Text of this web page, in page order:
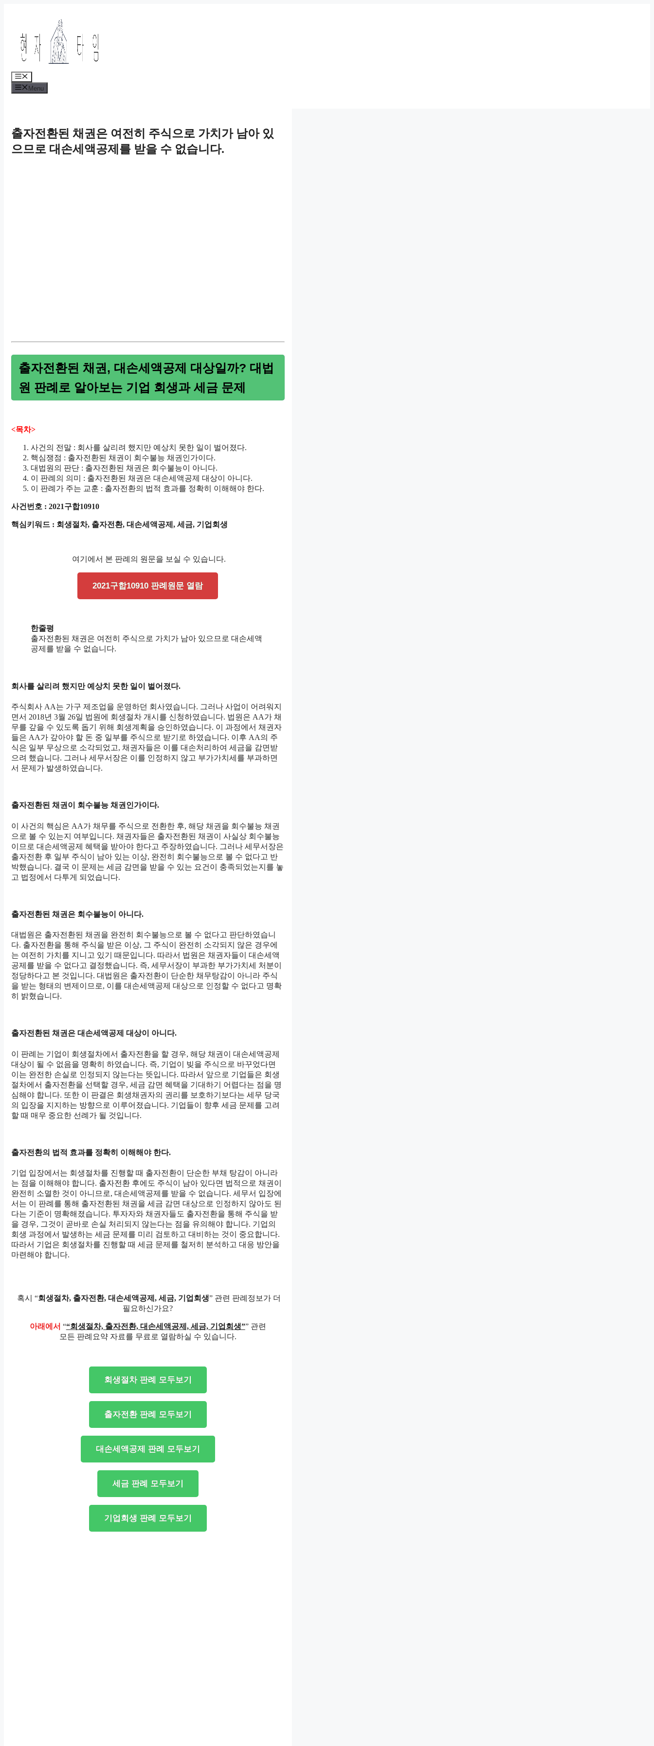
Menu
Menu
출자전환된 채권은 여전히 주식으로 가치가 남아 있
으므로 대손세액공제를 받을 수 없습니다.
출자전환된 채권, 대손세액공제 대상일까? 대법
원 판례로 알아보는 기업 회생과 세금 문제
<목차>
사건의 전말 : 회사를 살리려 했지만 예상치 못한 일이 벌어졌다.
핵심쟁점 : 출자전환된 채권이 회수불능 채권인가이다.
대법원의 판단 : 출자전환된 채권은 회수불능이 아니다.
이 판례의 의미 : 출자전환된 채권은 대손세액공제 대상이 아니다.
이 판례가 주는 교훈 : 출자전환의 법적 효과를 정확히 이해해야 한다.
사건번호 : 2021구합10910
핵심키워드 : 회생절차, 출자전환, 대손세액공제, 세금, 기업회생
여기에서 본 판례의 원문을 보실 수 있습니다.
2021구합10910 판례원문 열람
한줄평
출자전환된 채권은 여전히 주식으로 가치가 남아 있으므로 대손세액
공제를 받을 수 없습니다.
회사를 살리려 했지만 예상치 못한 일이 벌어졌다.
주식회사 AA는 가구 제조업을 운영하던 회사였습니다. 그러나 사업이 어려워지
면서 2018년 3월 26일 법원에 회생절차 개시를 신청하였습니다. 법원은 AA가 채
무를 갚을 수 있도록 돕기 위해 회생계획을 승인하였습니다. 이 과정에서 채권자
들은 AA가 갚아야 할 돈 중 일부를 주식으로 받기로 하였습니다. 이후 AA의 주
식은 일부 무상으로 소각되었고, 채권자들은 이를 대손처리하여 세금을 감면받
으려 했습니다. 그러나 세무서장은 이를 인정하지 않고 부가가치세를 부과하면
서 문제가 발생하였습니다.
출자전환된 채권이 회수불능 채권인가이다.
이 사건의 핵심은 AA가 채무를 주식으로 전환한 후, 해당 채권을 회수불능 채권
으로 볼 수 있는지 여부입니다. 채권자들은 출자전환된 채권이 사실상 회수불능
이므로 대손세액공제 혜택을 받아야 한다고 주장하였습니다. 그러나 세무서장은
출자전환 후 일부 주식이 남아 있는 이상, 완전히 회수불능으로 볼 수 없다고 반
박했습니다. 결국 이 문제는 세금 감면을 받을 수 있는 요건이 충족되었는지를 놓
고 법정에서 다투게 되었습니다.
출자전환된 채권은 회수불능이 아니다.
대법원은 출자전환된 채권을 완전히 회수불능으로 볼 수 없다고 판단하였습니
다. 출자전환을 통해 주식을 받은 이상, 그 주식이 완전히 소각되지 않은 경우에
는 여전히 가치를 지니고 있기 때문입니다. 따라서 법원은 채권자들이 대손세액
공제를 받을 수 없다고 결정했습니다. 즉, 세무서장이 부과한 부가가치세 처분이
정당하다고 본 것입니다. 대법원은 출자전환이 단순한 채무탕감이 아니라 주식
을 받는 형태의 변제이므로, 이를 대손세액공제 대상으로 인정할 수 없다고 명확
히 밝혔습니다.
출자전환된 채권은 대손세액공제 대상이 아니다.
이 판례는 기업이 회생절차에서 출자전환을 할 경우, 해당 채권이 대손세액공제
대상이 될 수 없음을 명확히 하였습니다. 즉, 기업이 빚을 주식으로 바꾸었다면
이는 완전한 손실로 인정되지 않는다는 뜻입니다. 따라서 앞으로 기업들은 회생
절차에서 출자전환을 선택할 경우, 세금 감면 혜택을 기대하기 어렵다는 점을 명
심해야 합니다. 또한 이 판결은 회생채권자의 권리를 보호하기보다는 세무 당국
의 입장을 지지하는 방향으로 이루어졌습니다. 기업들이 향후 세금 문제를 고려
할 때 매우 중요한 선례가 될 것입니다.
출자전환의 법적 효과를 정확히 이해해야 한다.
기업 입장에서는 회생절차를 진행할 때 출자전환이 단순한 부채 탕감이 아니라
는 점을 이해해야 합니다. 출자전환 후에도 주식이 남아 있다면 법적으로 채권이
완전히 소멸한 것이 아니므로, 대손세액공제를 받을 수 없습니다. 세무서 입장에
서는 이 판례를 통해 출자전환된 채권을 세금 감면 대상으로 인정하지 않아도 된
다는 기준이 명확해졌습니다. 투자자와 채권자들도 출자전환을 통해 주식을 받
을 경우, 그것이 곧바로 손실 처리되지 않는다는 점을 유의해야 합니다. 기업의
회생 과정에서 발생하는 세금 문제를 미리 검토하고 대비하는 것이 중요합니다.
따라서 기업은 회생절차를 진행할 때 세금 문제를 철저히 분석하고 대응 방안을
마련해야 합니다.
혹시 “회생절차, 출자전환, 대손세액공제, 세금, 기업회생” 관련 판례정보가 더
필요하신가요?
아래에서 ““회생절차, 출자전환, 대손세액공제, 세금, 기업회생”” 관련
모든 판례요약 자료를 무료로 열람하실 수 있습니다.
회생절차 판례 모두보기
출자전환 판례 모두보기
대손세액공제 판례 모두보기
세금 판례 모두보기
기업회생 판례 모두보기